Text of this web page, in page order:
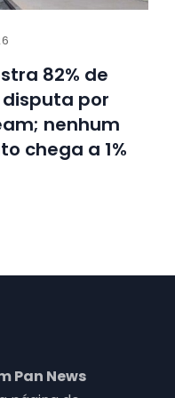
82% de
por
nenhum
chega a 1%
Pan News